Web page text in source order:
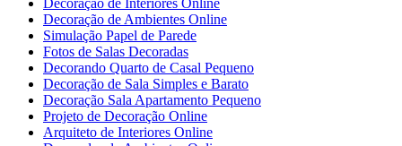
Decoração de Interiores Online
Decoração de Ambientes Online
Simulação Papel de Parede
Fotos de Salas Decoradas
Decorando Quarto de Casal Pequeno
Decoração de Sala Simples e Barato
Decoração Sala Apartamento Pequeno
Projeto de Decoração Online
Arquiteto de Interiores Online